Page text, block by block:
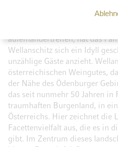
dieser traumhaften Region, in
aufeinandertreffen, hat das
Wellanschitz sich ein Idyll
unzählige Gäste anzieht.
österreichischen Weingutes,
der Nähe des Ödenburger
das seit nunmehr 50 Jahren
traumhaften Burgenland, in
Österreichs. Hier zeichnet die
Facettenvielfalt aus, die es in
gibt. Im Zentrum dieses